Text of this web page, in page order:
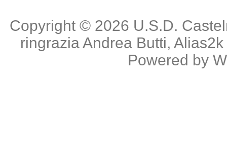
Copyright © 2026 U.S.D.
ringraziaAndrea Butti, Alias2k
Powered by